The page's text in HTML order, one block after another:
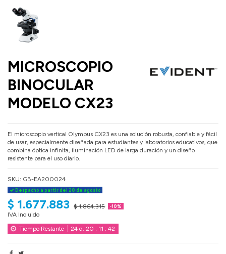
MICROSCOPIO
BINOCULAR
MODELO CX23
El microscopio vertical Olympus CX23 es una solución robusta, confiable y fácil
de usar, especialmente diseñada para estudiantes y laboratorios educativos, que
combina óptica infinita, iluminación LED de larga duración y un diseño
resistente para el uso diario.
SKU: GB-EA200024
Despacho a partir del 20 de agosto
$ 1.677.883 $ 1.864.315 -10%
IVA Incluido
Tiempo Restante
24 d. 20 : 11 :41